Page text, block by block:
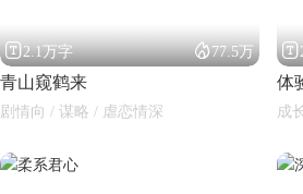
闪艺
2.1万字 77.5万
青山窥鹤来
剧情向 / 谋略 / 虐恋情深

体
成